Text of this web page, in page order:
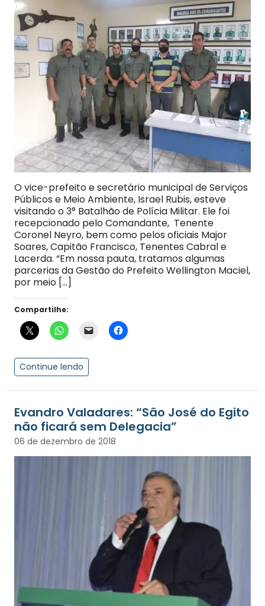
O vice-prefeito e secretário municipal de Serviços
Públicos e Meio Ambiente, Israel Rubis, esteve
visitando o 3° Batalhão de Polícia Militar. Ele foi
recepcionado pelo Comandante, Tenente
Coronel Neyro, bem como pelos oficiais Major
Soares, Capitão Francisco, Tenentes Cabral e
Lacerda. “Em nossa pauta, tratamos algumas
parcerias da Gestão do Prefeito Wellington Maciel,
por meio […]
Compartilhe:
Continue lendo
Evandro Valadares: “São José do Egito
não ficará sem Delegacia”
06 de dezembro de 2018